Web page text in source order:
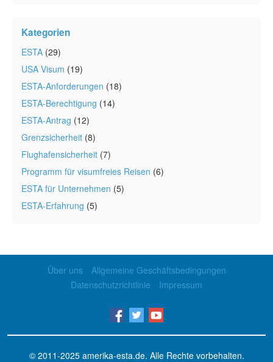
Kategorien
ESTA (29)
USA Visum (19)
ESTA-Anforderungen (18)
ESTA-Berechtigung (14)
ESTA-Antrag (12)
Grenzsicherheit (8)
Flughafensicherheit (7)
Programm für visumfreies Reisen (6)
ESTA für Unternehmen (5)
ESTA-Erfahrung (5)
Über uns
Allgemeine Geschäftsbedingungen
Datenschutzrichtlinie
Impressum
© 2011-2025 amerika-esta.de. Alle Rechte vorbehalten.